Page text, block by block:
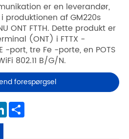
er en leverandør,
produktionen af GM220s
ONT FTTH. Dette produkt er
(ONT) i FTTX -
-port, tre Fe -porte, en POTS
802.11 B/G/N.
forespørgsel
LinkedIn